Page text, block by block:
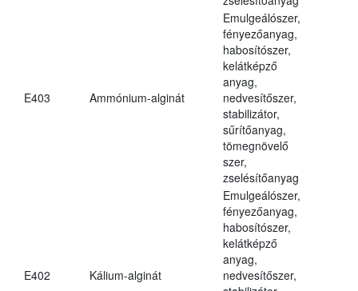
E403 Ammónium-alginát
Emulgeálószer,
fényezőanyag,
habosítószer,
kelátképző
anyag,
nedvesítőszer,
stabilizátor,
sűrítőanyag,
tömegnövelő
szer,
zselésítőanyag
E402 Kálium-alginát
Emulgeálószer,
fényezőanyag,
habosítószer,
kelátképző
anyag,
nedvesítőszer,